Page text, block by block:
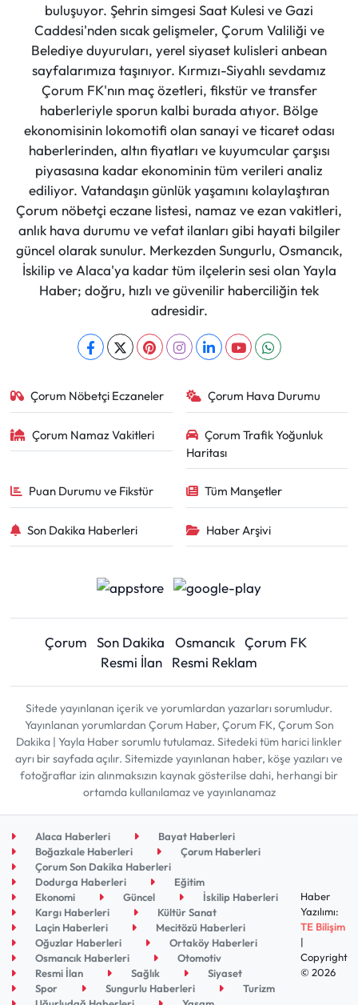
buluşuyor. Şehrin simgesi Saat Kulesi ve Gazi
Caddesi'nden sıcak gelişmeler, Çorum Valiliği ve
Belediye duyuruları, yerel siyaset kulisleri anbean
sayfalarımıza taşınıyor. Kırmızı-Siyahlı sevdamız
Çorum FK'nın maç özetleri, fikstür ve transfer
haberleriyle sporun kalbi burada atıyor. Bölge
ekonomisinin lokomotifi olan sanayi ve ticaret odası
haberlerinden, altın fiyatları ve kuyumcular çarşısı
piyasasına kadar ekonominin tüm verileri analiz
ediliyor. Vatandaşın günlük yaşamını kolaylaştıran
Çorum nöbetçi eczane listesi, namaz ve ezan vakitleri,
anlık hava durumu ve vefat ilanları gibi hayati bilgiler
güncel olarak sunulur. Merkezden Sungurlu, Osmancık,
İskilip ve Alaca'ya kadar tüm ilçelerin sesi olan Yayla
Haber; doğru, hızlı ve güvenilir haberciliğin tek
adresidir.
Çorum Nöbetçi Eczaneler Çorum Hava Durumu
Çorum Namaz Vakitleri
Çorum Trafik Yoğunluk
Haritası
Puan Durumu ve Fikstür Tüm Manşetler
Son Dakika Haberleri Haber Arşivi
Çorum Son Dakika Osmancık Çorum FK
Resmi İlan
Resmi Reklam
Sitede yayınlanan içerik ve yorumlardan yazarları sorumludur.
Yayınlanan yorumlardan Çorum Haber, Çorum FK, Çorum Son
Dakika | Yayla Haber sorumlu tutulamaz. Sitedeki tüm harici linkler
ayrı bir sayfada açılır. Sitemizde yayınlanan haber, köşe yazıları ve
fotoğraflar izin alınmaksızın kaynak gösterilse dahi, herhangi bir
ortamda kullanılamaz ve yayınlanamaz
Alaca Haberleri
Bayat Haberleri
Boğazkale Haberleri
Çorum Haberleri
Çorum Son Dakika Haberleri
Dodurga Haberleri
Eğitim
Ekonomi
Güncel
İskilip Haberleri
Kargı Haberleri
Kültür Sanat
Laçin Haberleri
Mecitözü Haberleri
Oğuzlar Haberleri
Ortaköy Haberleri
Osmancık Haberleri
Otomotiv
Resmi İlan
Sağlık
Siyaset
Spor
Sungurlu Haberleri
Turizm
Haber
Yazılımı:
TE Bilişim
|
Copyright
© 2026